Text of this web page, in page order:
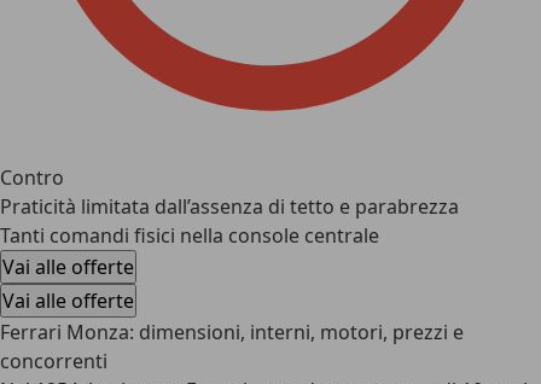
Contro
Praticità limitata dall’assenza di tetto e parabrezza
Tanti comandi fisici nella console centrale
Vai alle offerte
Vai alle offerte
Ferrari Monza: dimensioni, interni, motori, prezzi e
concorrenti